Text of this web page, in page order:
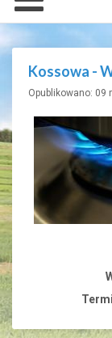
Kossowa -
Opublikowano: 09